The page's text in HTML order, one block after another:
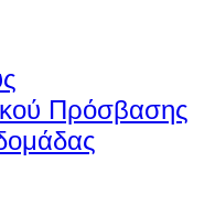
Πρόσβασης